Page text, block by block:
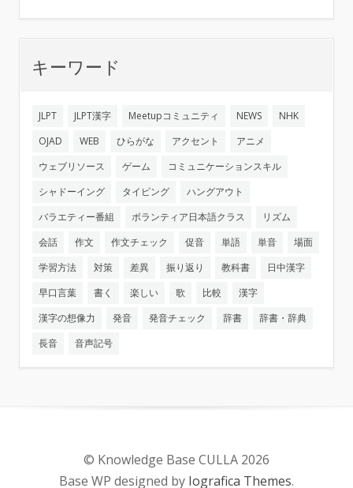
キーワード
JLPT JLPT漢字 Meetupコミュニティ NEWS
NHK
OJAD
WEB ひらがな アクセント
アニメ
ウェブリソース
ゲーム
コミュニケーションスキル
シャドーイング
タイピング
ハングアウト
バラエティー番組
ボランティア日本語クラス
リズム
会話
作文 作文チェック 促音 単語 単音
場面
学習方法
対策 差異 振り返り 教科書
日中漢字
早口言葉
書く 楽しい 歌 比較
漢字
漢字の想像力
発音 発音チェック 辞書
辞書・辞典
長音
音声記号
© Knowledge Base CULLA 2026
Base WP designed by Iografica Themes.